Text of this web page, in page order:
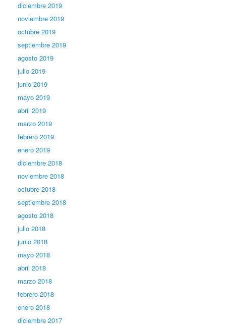
diciembre 2019
noviembre 2019
octubre 2019
septiembre 2019
agosto 2019
julio 2019
junio 2019
mayo 2019
abril 2019
marzo 2019
febrero 2019
enero 2019
diciembre 2018
noviembre 2018
octubre 2018
septiembre 2018
agosto 2018
julio 2018
junio 2018
mayo 2018
abril 2018
marzo 2018
febrero 2018
enero 2018
diciembre 2017